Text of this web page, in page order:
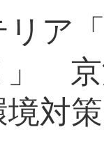
ア
京
対策